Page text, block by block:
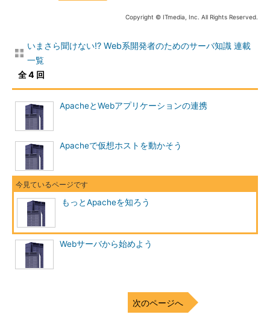
Copyright © ITmedia, Inc. All Rights Reserved.
いまさら聞けない!? Web系開発者のためのサーバ知識 連載
一覧
全 4 回
ApacheとWebアプリケーションの連携
Apacheで仮想ホストを動かそう
もっとApacheを知ろう
Webサーバから始めよう
次のページへ